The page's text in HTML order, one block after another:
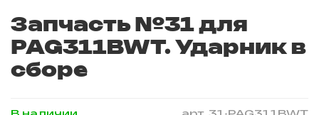
Запчасть №31 для
PAG311BWT. Ударник в
сборе